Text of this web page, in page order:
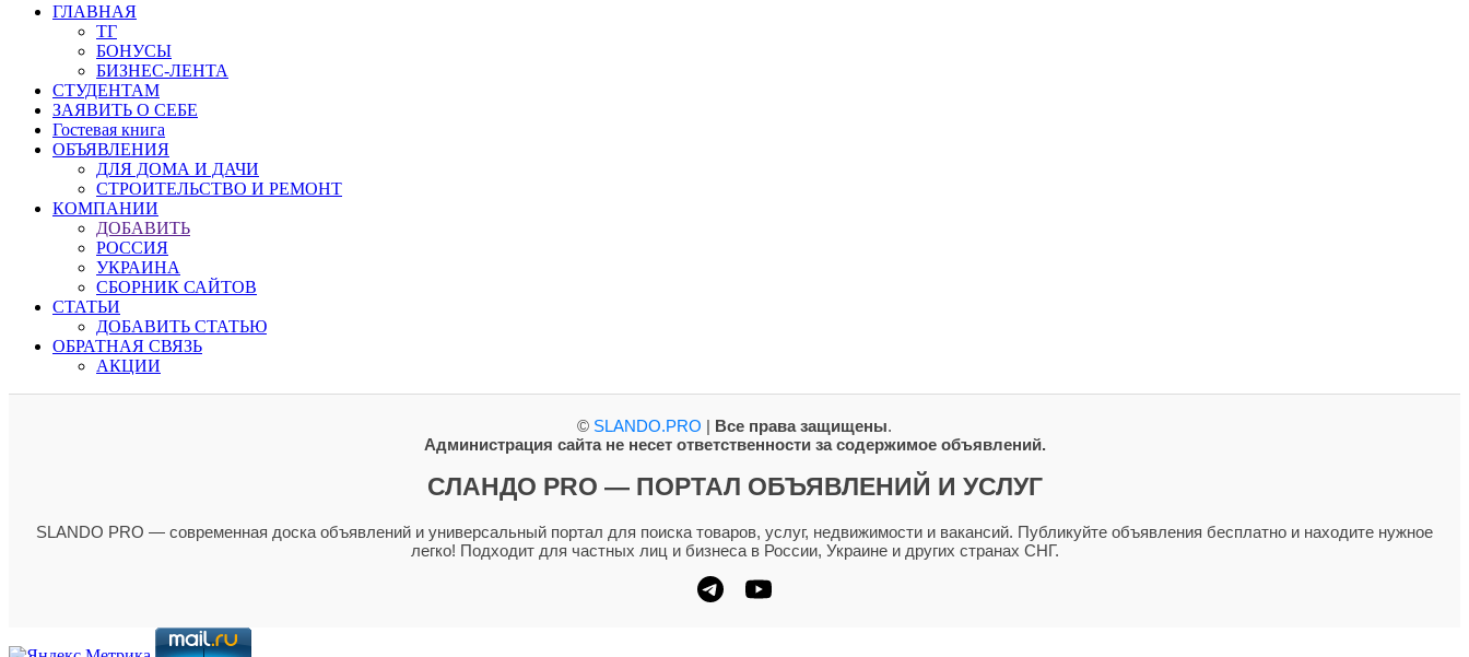
ГЛАВНАЯ
ТГ
БОНУСЫ
БИЗНЕС-ЛЕНТА
СТУДЕНТАМ
ЗАЯВИТЬ О СЕБЕ
Гостевая книга
ОБЪЯВЛЕНИЯ
ДЛЯ ДОМА И ДАЧИ
СТРОИТЕЛЬСТВО И РЕМОНТ
КОМПАНИИ
ДОБАВИТЬ
РОССИЯ
УКРАИНА
СБОРНИК САЙТОВ
СТАТЬИ
ДОБАВИТЬ СТАТЬЮ
ОБРАТНАЯ СВЯЗЬ
АКЦИИ
© SLANDO.PRO | Все права защищены.
Администрация сайта не несет ответственности за содержимое объявлений.
СЛАНДО PRO — ПОРТАЛ ОБЪЯВЛЕНИЙ И УСЛУГ
SLANDO PRO — современная доска объявлений и универсальный портал для поиска товаров, услуг, недвижимости и вакансий. Публикуйте объявления бесплатно и находите нужное
легко! Подходит для частных лиц и бизнеса в России, Украине и других странах СНГ.